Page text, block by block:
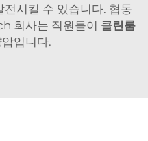
시킬 수 있습니다. 협동
회사는 직원들이 클린룸
압입니다.